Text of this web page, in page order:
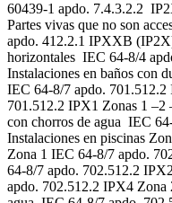
60439-1 apdo. 7.4.3.2.2
Partes vivas que no son
apdo. 412.2.1 IPXXB
horizontales IEC 64-8/4
Instalaciones en baños con
IEC 64-8/7 apdo.
701.512.2 IPX1 Zonas 1 –2
con chorros de agua IEC
Instalaciones en piscinas
Zona 1 IEC 64-8/7 apdo.
64-8/7 apdo. 702.512.2
apdo. 702.512.2 IPX4 Zona